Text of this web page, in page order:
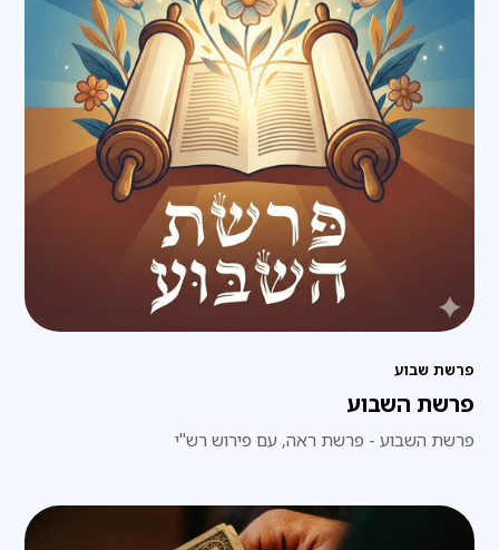
פרשת שבוע
פרשת השבוע
פרשת השבוע - פרשת ראה, עם פירוש רש"י